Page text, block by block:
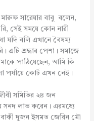
সারেয়ার বাবু বলেন,
সেই সময়ে কোন নারী
যদি বলি এখানে বৈষম্য
এটি শ্রদ্ধার পেশা। সমাজে
পাঠিয়েছেন, আমি কি
কোর্ট এখন নেই।
সমিতির ২৪ জন
সনদ লাভ করেন। এরমধ্যে
দুজন ইসমত জেরিন মৌ